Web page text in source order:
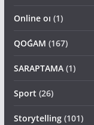
Online oı (1)
QOǴAM (167)
SARAPTAMA(1)
Sport (26)
Storytelling(101)